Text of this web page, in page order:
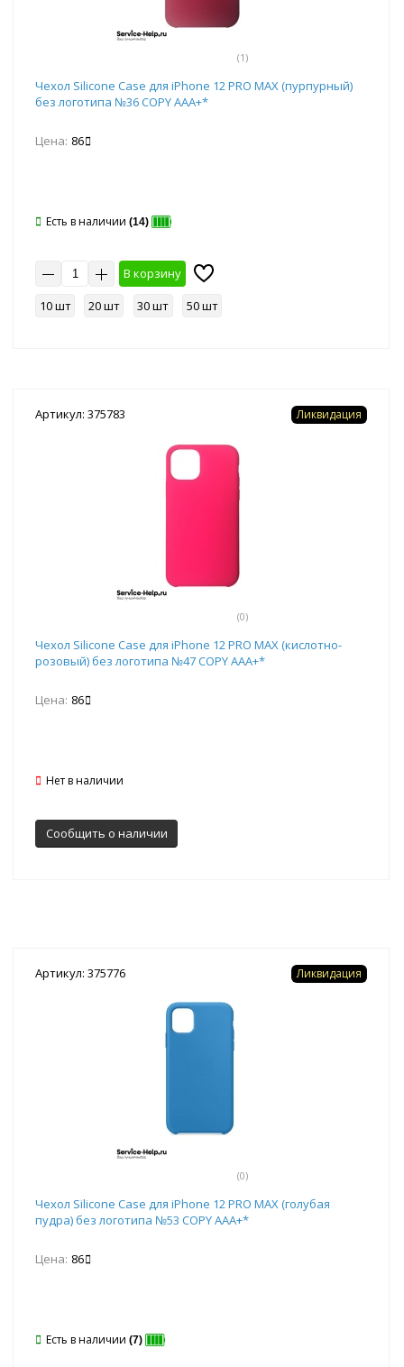
(1)
Чехол Silicone Case для iPhone 12 PRO MAX (пурпурный)
без логотипа №36 COPY AAA+*
Цена: 86
Есть в наличии (14)
В корзину
10 шт
20 шт 30 шт 50 шт
Артикул: 375783
(0)
Ликвидация
Чехол Silicone Case для iPhone 12 PRO MAX (кислотно-
розовый) без логотипа №47 COPY AAA+*
Цена: 86
Нет в наличии
Сообщить о наличии
Артикул: 375776
(0)
Ликвидация
Чехол Silicone Case для iPhone 12 PRO MAX (голубая
пудра) без логотипа №53 COPY AAA+*
Цена: 86
Есть в наличии (7)